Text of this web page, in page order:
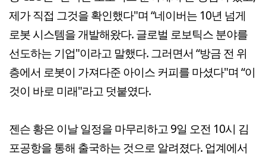
제가 직접 그것을 확인했다"며 “네이버는 10년 넘게
로봇 시스템을 개발해왔다. 글로벌 로보틱스 분야를
선도하는 기업"이라고 말했다. 그러면서 “방금 전 위
층에서 로봇이 가져다준 아이스 커피를 마셨다"며 “이
것이 바로 미래"라고 덧붙였다.
젠슨 황은 이날 일정을 마무리하고 9일 오전 10시 김
포공항을 통해 출국하는 것으로 알려졌다. 업계에서